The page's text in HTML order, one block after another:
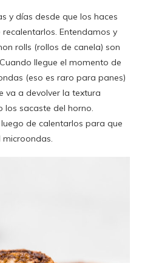
y días desde que los haces
Entendamos y
rolls (rollos de canela) son
llegue el momento de
(eso es raro para panes)
va a devolver la textura
los sacaste del horno.
de calentarlos para que
microondas.